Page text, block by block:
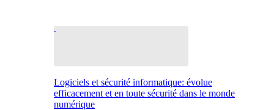
Logiciels et sécurité informatique: évolue
efficacement et en toute sécurité dans le monde
numérique